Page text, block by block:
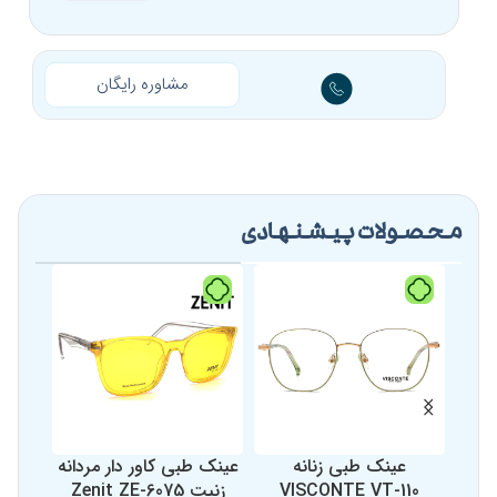
صورت
مستطیلی
مشاوره رایگان
محصولات پیشنهادی
عینک طبی زنانه
VISCONTE VT-110
عینک طبی کاور دار مردانه
زنیت Zenit ZE-6075